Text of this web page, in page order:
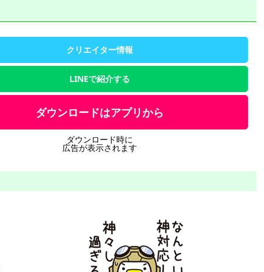
クリエイター情報
LINEで紹介する
ダウンロードはアプリから
ダウンロード時に
広告が表示されます